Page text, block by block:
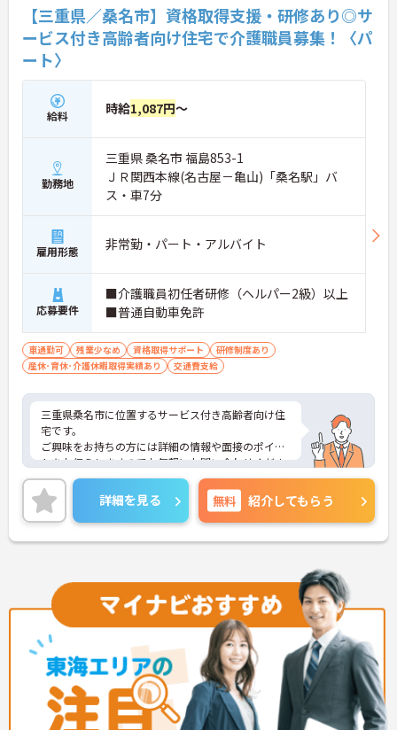
【三重県／桑名市】資格取得支援・研修あり◎サ
ービス付き高齢者向け住宅で介護職員募集！〈パ
ート〉
給料 時給1,087円～
勤務地
三重県 桑名市 福島853-1
ＪＲ関西本線(名古屋－亀山)「桑名駅」バ
ス・車7分
雇用形態 非常勤・パート・アルバイト
応募要件
■介護職員初任者研修（ヘルパー2級）以上
■普通自動車免許
車通勤可 残業少なめ 資格取得サポート
研修制度あり
産休･育休･介護休暇取得実績あり
交通費支給
三重県桑名市に位置するサービス付き高齢者向け住
宅です。
ご興味をお持ちの方には詳細の情報や面接のポイン
トをお伝えしますのでお気軽にお問い合わせくださ
いませ。
詳細を見る 無料 紹介してもらう